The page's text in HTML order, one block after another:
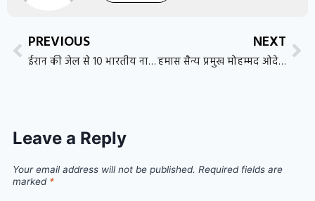
PREVIOUS
ईरान की जेल से 10 भारतीय नाविक रिहा, 10 महीने बाद अब होगी घर वापसी
NEXT
हमास सैन्य प्रमुख मोहम्मद ओदेह ढेर, पश्चिम एशिया में फिर बढ़ा तनाव
Leave a Reply
Your email address will not be published. Required fields are
marked *